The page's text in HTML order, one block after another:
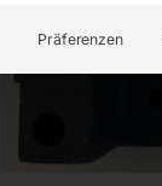
Präferenzen